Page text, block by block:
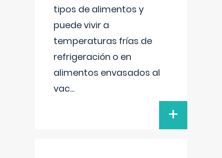
tipos de alimentos y
puede vivir a
temperaturas frías de
refrigeración o en
alimentos envasados al
vac...
+